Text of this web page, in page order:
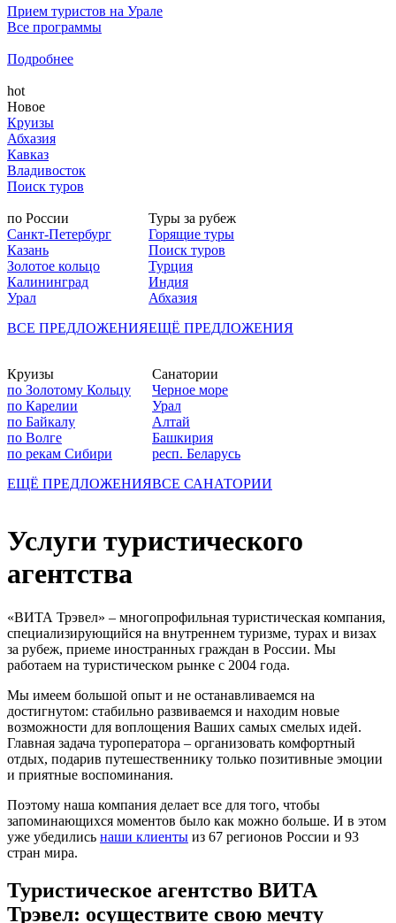
Прием туристов на Урале
Все программы
Подробнее
hot
Новое
Круизы
Абхазия
Кавказ
Владивосток
Поиск туров
по России
Санкт-Петербург
Казань
Золотое кольцо
Калининград
Урал
ВСЕ ПРЕДЛОЖЕНИЯ
Туры за рубеж
Горящие туры
Поиск туров
Турция
Индия
Абхазия
ЕЩЁ ПРЕДЛОЖЕНИЯ
Круизы
по Золотому Кольцу
по Карелии
по Байкалу
по Волге
по рекам Сибири
ЕЩЁ ПРЕДЛОЖЕНИЯ
Санатории
Черное море
Урал
Алтай
Башкирия
респ. Беларусь
ВСЕ САНАТОРИИ
Услуги туристического
агентства
«ВИТА Трэвел» – многопрофильная туристическая компания,
специализирующийся на внутреннем туризме, турах и визах
за рубеж, приеме иностранных граждан в России. Мы
работаем на туристическом рынке с 2004 года.
Мы имеем большой опыт и не останавливаемся на
достигнутом: стабильно развиваемся и находим новые
возможности для воплощения Ваших самых смелых идей.
Главная задача туроператора – организовать комфортный
отдых, подарив путешественнику только позитивные эмоции
и приятные воспоминания.
Поэтому наша компания делает все для того, чтобы
запоминающихся моментов было как можно больше. И в этом
уже убедились наши клиенты из 67 регионов России и 93
стран мира.
Туристическое агентство ВИТА
Трэвел: осуществите свою мечту